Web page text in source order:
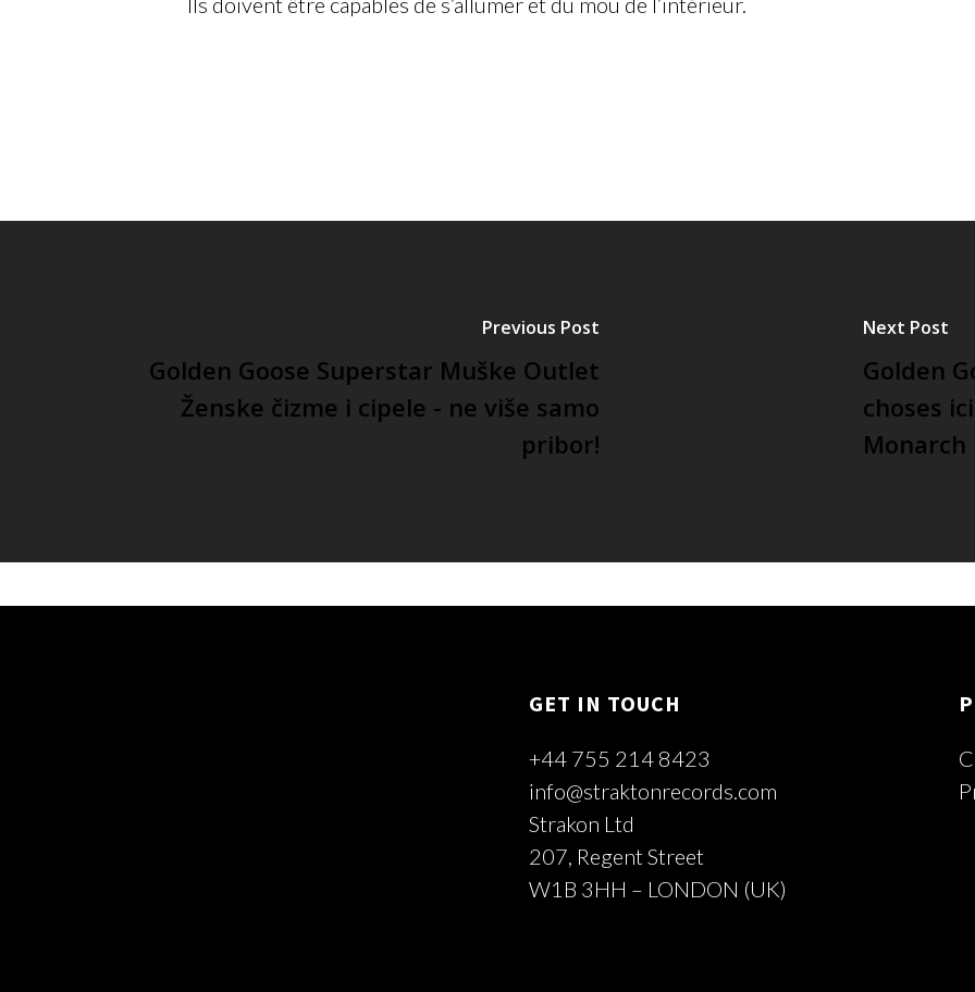
Previous Post
Golden Goose Superstar Muške Outlet
Ženske čizme i cipele - ne više samo
pribor!
Next Post
Golden
choses
Monarch
GET IN TOUCH
+44 755 214 8423
info@straktonrecords.com
Strakon Ltd
207, Regent Street
W1B 3HH – LONDON (UK)